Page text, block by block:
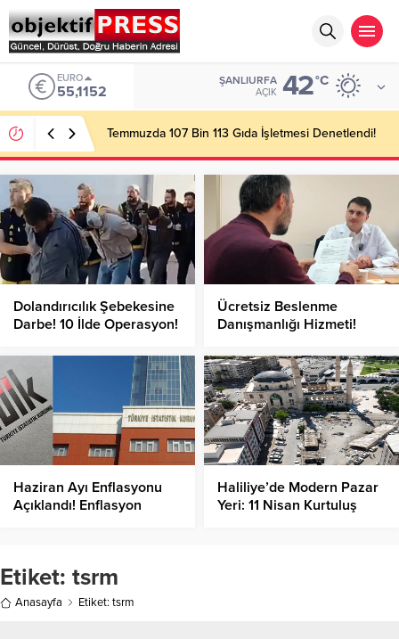
EURO
55,1152
ŞANLIURFA
AÇIK 42°C
Temmuzda 107 Bin 113 Gıda İşletmesi Denetlendi!
Dolandırıcılık Şebekesine
Darbe! 10 İlde Operasyon!
Ücretsiz Beslenme
Danışmanlığı Hizmeti!
Haziran Ayı Enflasyonu
Açıklandı! Enflasyon
Haliliye’de Modern Pazar
Yeri: 11 Nisan Kurtuluş
Etiket: tsrm
Anasayfa Etiket: tsrm